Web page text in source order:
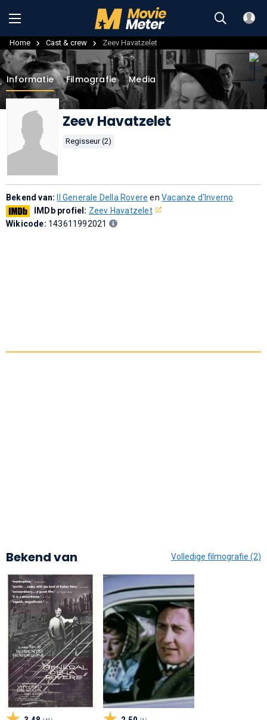
Home Cast & crew Zeev Havatzelet
Informatie Filmografie Media
Zeev Havatzelet
Regisseur (2)
Bekend van: Il Generale Della Rovere enVacanze d'Inverno
IMDb profiel: Zeev Havatzelet
Wikicode: 143611992021
Bekend van Volledige filmografie (2)